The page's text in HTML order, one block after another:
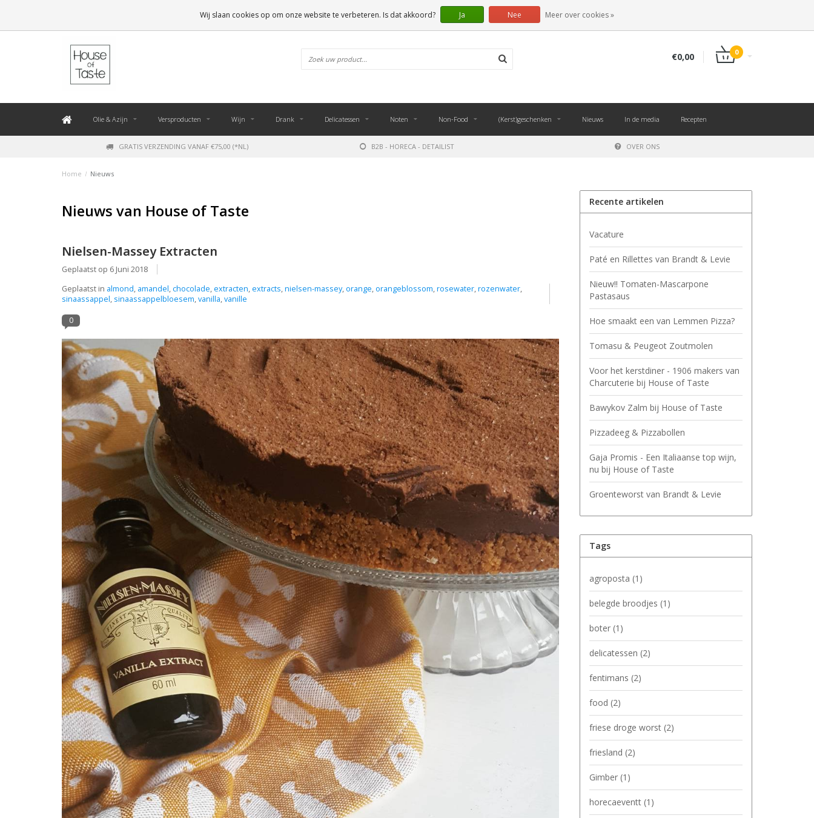
NL
€0,00 0
Olie & Azijn Versproducten Wijn Drank Delicatessen Noten Non-Food (Kerst)geschenken Nieuws In de media Recepten
GRATIS VERZENDING VANAF €75,00 (*NL) B2B - HORECA - DETAILIST OVER ONS
Home / Nieuws
Nieuws van House of Taste
Nielsen-Massey Extracten
Geplaatst op 6 Juni 2018
Geplaatst in almond, amandel,chocolade,extracten,extracts,nielsen-massey,orange,orangeblossom,rosewater,rozenwater,
sinaassappel, sinaassappelbloesem,vanilla,vanille
0
Recente artikelen
Vacature
Paté en Rillettes van Brandt & Levie
Nieuw!! Tomaten-Mascarpone
Pastasaus
Hoe smaakt een van Lemmen Pizza?
Tomasu & Peugeot Zoutmolen
Voor het kerstdiner - 1906 makers van
Charcuterie bij House of Taste
Bawykov Zalm bij House of Taste
Pizzadeeg & Pizzabollen
Gaja Promis - Een Italiaanse top wijn,
nu bij House of Taste
Groenteworst van Brandt & Levie
Tags
agroposta (1)
belegde broodjes (1)
boter (1)
delicatessen (2)
fentimans (2)
food (2)
friese droge worst (2)
friesland (2)
Gimber (1)
horecaeventt (1)
Wij slaan cookies op om onze website te verbeteren. Is dat akkoord? Ja Nee Meer over cookies »